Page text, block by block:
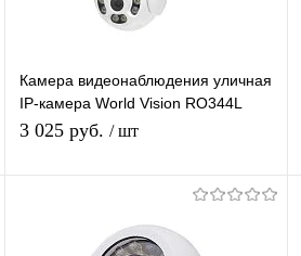
Камера видеонаблюдения уличная
IP-камера World Vision RO344L
Lan+Wi-Fi камера 3 Mpix 4мм,
3 025 руб. / шт